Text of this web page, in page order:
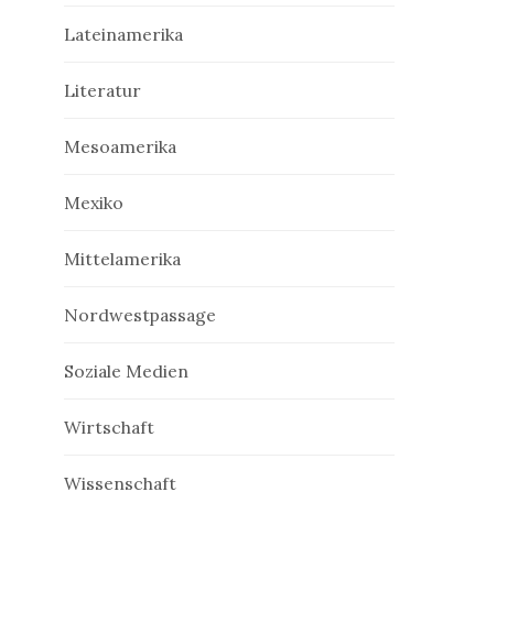
Lateinamerika
Literatur
Mesoamerika
Mexiko
Mittelamerika
Nordwestpassage
Soziale Medien
Wirtschaft
Wissenschaft